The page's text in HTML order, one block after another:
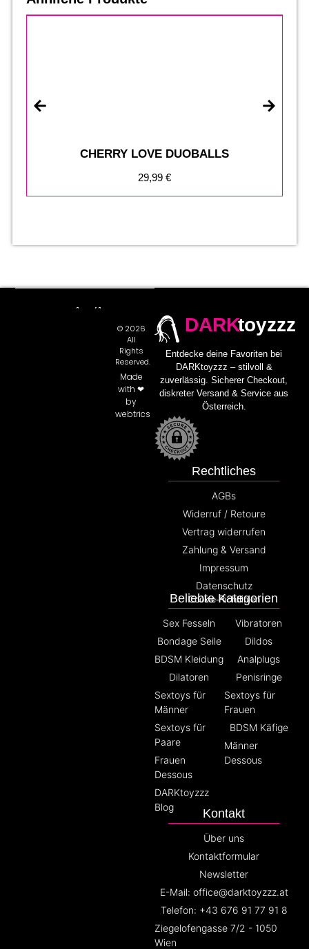
CHERRY LOVE DUOBALLS
29,99 €
DARKtoyzzz
Entdecke deine Favoriten bei
DARKtoyzzz – stilvoll &
zuverlässig. Sicherer Checkout,
diskreter Versand & Service aus
Österreich.
Beliebte Kategorien
Sex Fesseln
Bondage Seile
BDSM Kleidung
Dilatoren
Sextoys für
Männer
Sextoys für
Paare
Frauen
Dessous
DARKtoyzzz
Blog
Vibratoren
Dildos
Analplugs
Penisringe
Sextoys für
Frauen
BDSM Käfige
Männer
Dessous
Rechtliches
AGBs
Widerruf / Retoure
Vertrag widerrufen
Zahlung & Versand
Impressum
Datenschutz
Cookie-Richtlinien
Kontakt
Über uns
Kontaktformular
Newsletter
E-Mail: office@darktoyzzz.at
Telefon: +43 676 91 77 91 8
Ziegelofengasse 7/2 - 1050
Wien
© 2026
All
Rights
Reserved.
Made
with ❤
by
webtrics